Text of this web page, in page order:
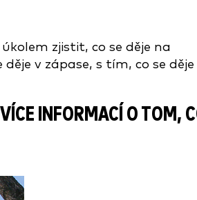
zjistit, co se děje na
v zápase, s tím, co se
INFORMACÍ O TOM,